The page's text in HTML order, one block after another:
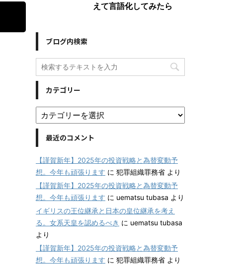
えて言語化してみたら
ブログ内検索
カテゴリー
最近のコメント
【謹賀新年】2025年の投資戦略と為替変動予
想。今年も頑張ります に 犯罪組織罪務省 より
【謹賀新年】2025年の投資戦略と為替変動予
想。今年も頑張ります に uematsu tubasa より
イギリスの王位継承と日本の皇位継承を考え
る。女系天皇を認めるべき に uematsu tubasa
より
【謹賀新年】2025年の投資戦略と為替変動予
想。今年も頑張ります に 犯罪組織罪務省 より